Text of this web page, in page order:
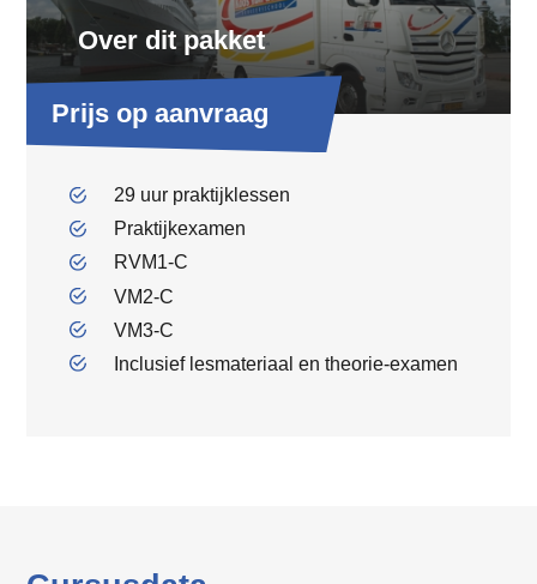
Over dit pakket
Prijs op aanvraag
29 uur praktijklessen
Praktijkexamen
RVM1-C
VM2-C
VM3-C
Inclusief lesmateriaal en theorie-examen